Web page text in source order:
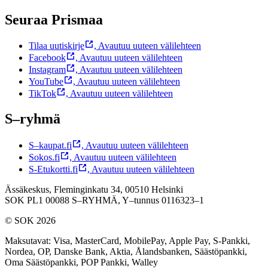
Seuraa Prismaa
Tilaa uutiskirje , Avautuu uuteen välilehteen
Facebook
, Avautuu uuteen välilehteen
Instagram
, Avautuu uuteen välilehteen
YouTube
, Avautuu uuteen välilehteen
TikTok
, Avautuu uuteen välilehteen
S–ryhmä
S–kaupat.fi , Avautuu uuteen välilehteen
Sokos.fi
, Avautuu uuteen välilehteen
S-Etukortti.fi
, Avautuu uuteen välilehteen
Ässäkeskus, Fleminginkatu 34, 00510 Helsinki
SOK PL1 00088 S–RYHMÄ, Y–tunnus 0116323–1
© SOK 2026
Maksutavat: Visa, MasterCard, MobilePay, Apple Pay, S-Pankki,
Nordea, OP, Danske Bank, Aktia, Ålandsbanken, Säästöpankki,
Oma Säästöpankki, POP Pankki, Walley